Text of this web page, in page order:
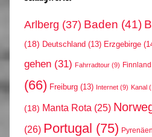
Arlberg (37) Baden (41)
(18) Deutschland (13) Erzgebirge
gehen (31) Fahrradtour (9) Finnland
(66) Freiburg (13) Internet (9) Kanal
(18) Manta Rota (25)
(26) Portugal (75) Pyrenäen